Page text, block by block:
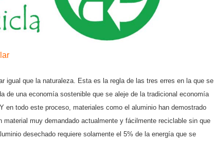
igual que la naturaleza. Esta es la regla de las tres erres en la que se
de una economía sostenible que se aleje de la tradicional economía
en todo este proceso, materiales como el aluminio han demostrado
muy demandado actualmente y fácilmente reciclable sin que
desechado requiere solamente el 5% de la energía que se